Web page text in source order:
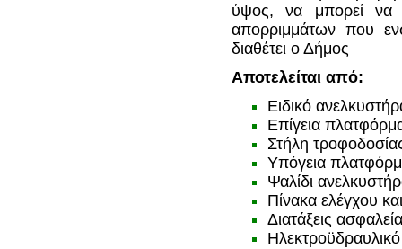
ύψος, να μπορεί να
απορριμμάτων που
διαθέτει ο Δήμος
Αποτελείται από:
Ειδικό
Επίγεια
Στήλη
Υπόγεια
Ψαλίδι
Πίνακα ελέγχου
Διατάξεις